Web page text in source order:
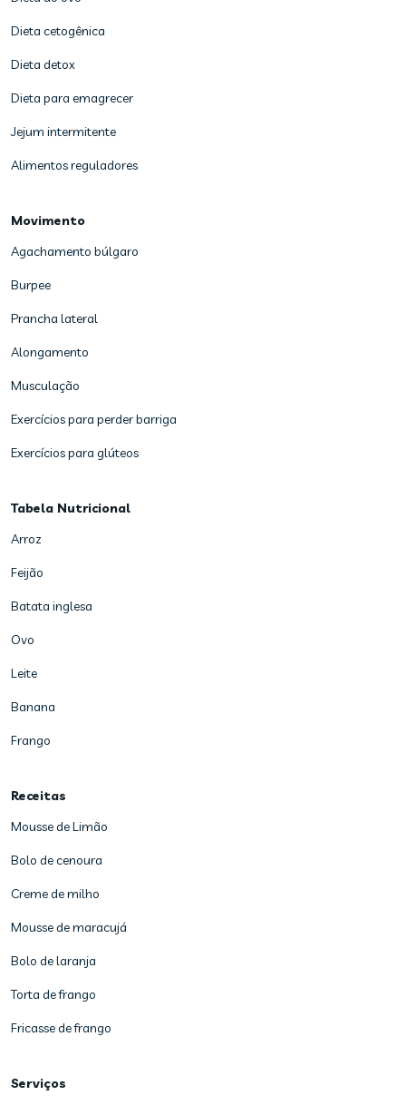
Dieta cetogênica
Dieta detox
Dieta para emagrecer
Jejum intermitente
Alimentos reguladores
Movimento
Agachamento búlgaro
Burpee
Prancha lateral
Alongamento
Musculação
Exercícios para perder barriga
Exercícios para glúteos
Tabela Nutricional
Arroz
Feijão
Batata inglesa
Ovo
Leite
Banana
Frango
Receitas
Mousse de Limão
Bolo de cenoura
Creme de milho
Mousse de maracujá
Bolo de laranja
Torta de frango
Fricasse de frango
Serviços